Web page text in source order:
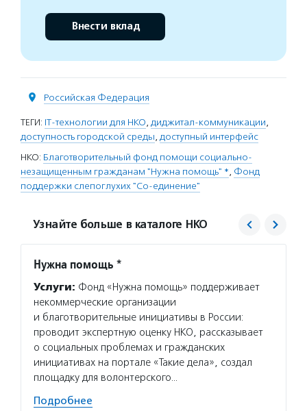
Внести вклад
Российская Федерация
ТЕГИ: IT-технологии для НКО, диджитал-коммуникации,
доступность городской среды, доступный интерфейс
НКО: Благотворительный фонд помощи социально-
незащищенным гражданам "Нужна помощь" *, Фонд
поддержки слепоглухих "Со-единение"
Узнайте больше в каталоге НКО
Нужна помощь *
Услуги: Фонд «Нужна помощь» поддерживает
некоммерческие организации
и благотворительные инициативы в России:
проводит экспертную оценку НКО, рассказывает
о социальных проблемах и гражданских
инициативах на портале «Такие дела», создал
площадку для волонтерского…
Подробнее